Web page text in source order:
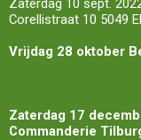
Zaterdag 10 sept.
Corellistraat 10 5049
Vrijdag 28
Zaterdag 17